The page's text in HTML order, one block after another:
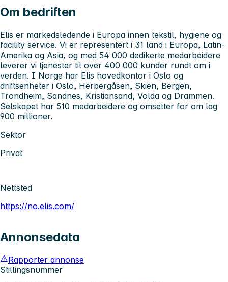
Om bedriften
Elis er markedsledende i Europa innen tekstil, hygiene og
facility service. Vi er representert i 31 land i Europa, Latin-
Amerika og Asia, og med 54 000 dedikerte medarbeidere
leverer vi tjenester til over 400 000 kunder rundt om i
verden. I Norge har Elis hovedkontor i Oslo og
driftsenheter i Oslo, Herbergåsen, Skien, Bergen,
Trondheim, Sandnes, Kristiansand, Volda og Drammen.
Selskapet har 510 medarbeidere og omsetter for om lag
900 millioner.
Sektor
Privat
Nettsted
https://no.elis.com/
Annonsedata
Rapporter annonse
Stillingsnummer